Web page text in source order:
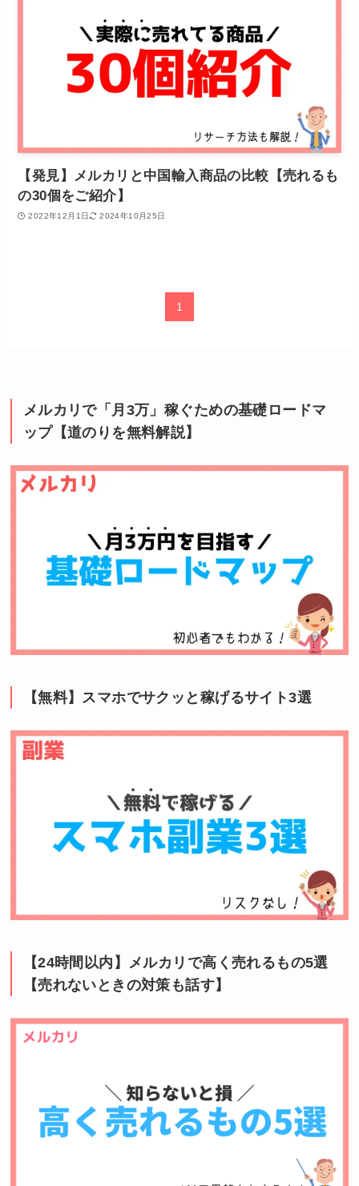
【発見】メルカリと中国輸入商品の比較【売れるも
の30個をご紹介】
2022年12月1日 2024年10月25日
1
メルカリで「月3万」稼ぐための基礎ロードマ
ップ【道のりを無料解説】
【無料】スマホでサクッと稼げるサイト3選
【24時間以内】メルカリで高く売れるもの5選
【売れないときの対策も話す】